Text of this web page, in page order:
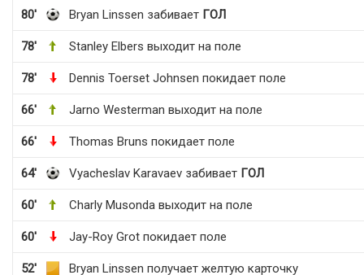
80' Bryan Linssen забивает ГОЛ
78' Stanley Elbers выходит на поле
78' Dennis Toerset Johnsen покидает поле
66' Jarno Westerman выходит на поле
66' Thomas Bruns покидает поле
64' Vyacheslav Karavaev забивает ГОЛ
60' Charly Musonda выходит на поле
60' Jay-Roy Grot покидает поле
52' Bryan Linssen получает желтую карточку